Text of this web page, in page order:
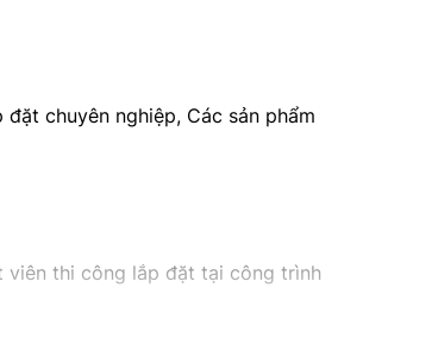
chuyên nghiệp, Các sản phẩm
viên thi công lắp đặt tại công trình